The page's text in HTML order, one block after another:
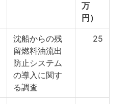
万
円）
沈船からの残
留燃料油流出
防止システム
の導入に関す
る調査
25